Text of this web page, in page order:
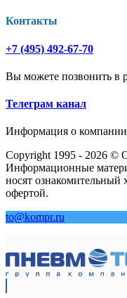
Контакты
+7 (495) 492-67-70
Вы можете позвонить в
Телеграм канал
Информация о компании
Copyright 1995 - 2026 ©
Информационные
носят ознакомительный
офертой.
to@kompr.ru